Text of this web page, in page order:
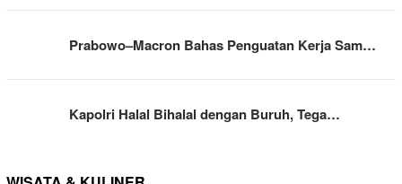
Prabowo–Macron Bahas Penguatan Kerja Sam…
Kapolri Halal Bihalal dengan Buruh, Tega…